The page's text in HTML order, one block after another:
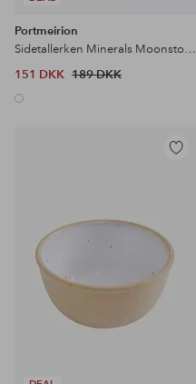
Portmeirion
Sidetallerken Minerals Moonstone
151 DKK 189 DKK
Tilføj